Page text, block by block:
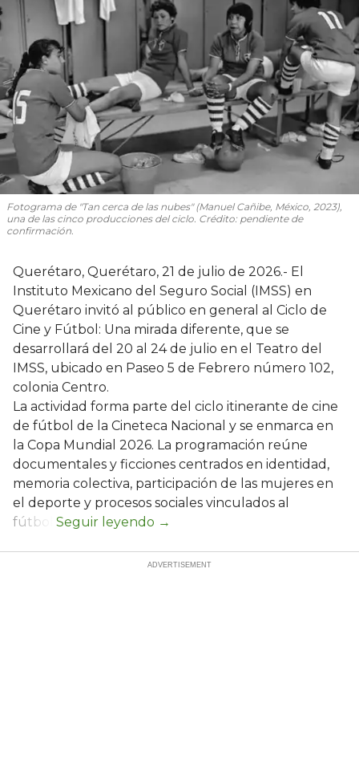
Fotograma de "Tan cerca de las nubes" (Manuel Cañibe, México, 2023),
una de las cinco producciones del ciclo. Crédito: pendiente de
confirmación.
Querétaro, Querétaro, 21 de julio de 2026.- El
Instituto Mexicano del Seguro Social (IMSS) en
Querétaro invitó al público en general al Ciclo de
Cine y Fútbol: Una mirada diferente, que se
desarrollará del 20 al 24 de julio en el Teatro del
IMSS, ubicado en Paseo 5 de Febrero número 102,
colonia Centro.
La actividad forma parte del ciclo itinerante de cine
de fútbol de la Cineteca Nacional y se enmarca en
la Copa Mundial 2026. La programación reúne
documentales y ficciones centrados en identidad,
memoria colectiva, participación de las mujeres en
el deporte y procesos sociales vinculados al
fútbol.